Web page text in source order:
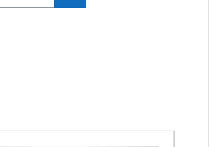
Vyhledat kurzy